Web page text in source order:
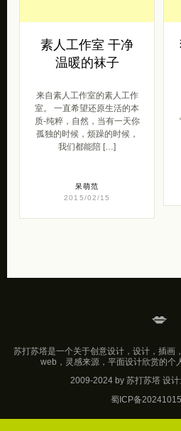
素人工作室 干净
温暖的袜子
来自素人工作室的素人工作
室。 一直希望还原生活的本
质-纯粹，自然，当有一天你
孤独的时候，烦躁的时候，
我们都能陪 […]
呆萌范
2015/02/15
💋
苏打苏塔是一个关于创意设计，设计，插画
web，灵感来源，平面设计欣赏的个
2009-2024 by 苏打苏塔 设计
蜀ICP备